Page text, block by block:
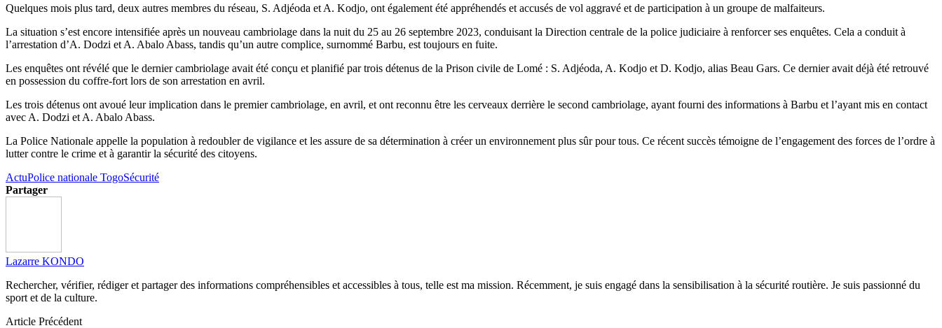
Quelques mois plus tard, deux autres membres du réseau, S. Adjéoda et A. Kodjo, ont également été appréhendés et accusés de vol aggravé et de participation à un groupe de malfaiteurs.
La situation s’est encore intensifiée après un nouveau cambriolage dans la nuit du 25 au 26 septembre 2023, conduisant la Direction centrale de la police judiciaire à renforcer ses enquêtes. Cela a conduit à
l’arrestation d’A. Dodzi et A. Abalo Abass, tandis qu’un autre complice, surnommé Barbu, est toujours en fuite.
Les enquêtes ont révélé que le dernier cambriolage avait été conçu et planifié par trois détenus de la Prison civile de Lomé : S. Adjéoda, A. Kodjo et D. Kodjo, alias Beau Gars. Ce dernier avait déjà été retrouvé
en possession du coffre-fort lors de son arrestation en avril.
Les trois détenus ont avoué leur implication dans le premier cambriolage, en avril, et ont reconnu être les cerveaux derrière le second cambriolage, ayant fourni des informations à Barbu et l’ayant mis en contact
avec A. Dodzi et A. Abalo Abass.
La Police Nationale appelle la population à redoubler de vigilance et les assure de sa détermination à créer un environnement plus sûr pour tous. Ce récent succès témoigne de l’engagement des forces de l’ordre à
lutter contre le crime et à garantir la sécurité des citoyens.
ActuPolice nationale TogoSécurité
Partager
Lazarre KONDO
Rechercher, vérifier, rédiger et partager des informations compréhensibles et accessibles à tous, telle est ma mission. Récemment, je suis engagé dans la sensibilisation à la sécurité routière. Je suis passionné du
sport et de la culture.
Article Précédent